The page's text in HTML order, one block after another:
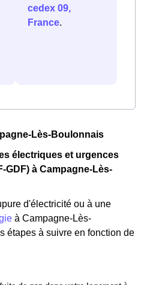
cedex 09,
France.
Lès-Boulonnais
électriques et urgences
GDF) à Campagne-Lès-
d'électricité ou à une
à Campagne-Lès-
étapes à suivre en fonction de